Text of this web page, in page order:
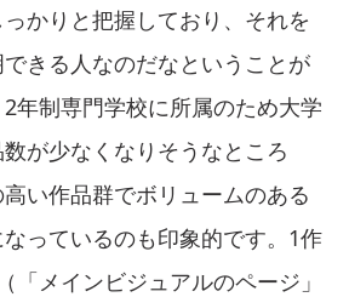
かりと把握しており、それを
きる人なのだなということが
年制専門学校に所属のため大学
が少なくなりそうなところ
い作品群でボリュームのある
っているのも印象的です。1作
「メインビジュアルのページ」